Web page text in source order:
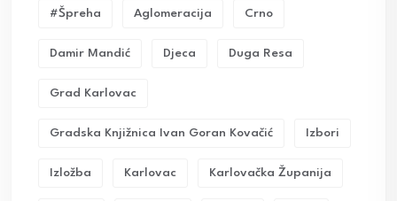
#Špreha Aglomeracija Crno
Damir Mandić Djeca Duga Resa
Grad Karlovac
Gradska Knjižnica Ivan Goran Kovačić Izbori
Izložba Karlovac Karlovačka Županija